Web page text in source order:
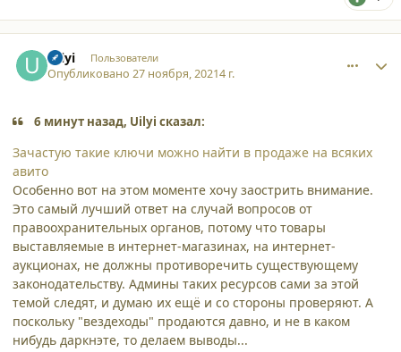
Uilyi Пользователи
Опубликовано27 ноября, 20214 г.
6 минут назад, Uilyi сказал:
Зачастую такие ключи можно найти в продаже на всяких
авито
Особенно вот на этом моменте хочу заострить внимание.
Это самый лучший ответ на случай вопросов от
правоохранительных органов, потому что товары
выставляемые в интернет-магазинах, на интернет-
аукционах, не должны противоречить существующему
законодательству. Админы таких ресурсов сами за этой
темой следят, и думаю их ещё и со стороны проверяют. А
поскольку "вездеходы" продаются давно, и не в каком
нибудь даркнэте, то делаем выводы...